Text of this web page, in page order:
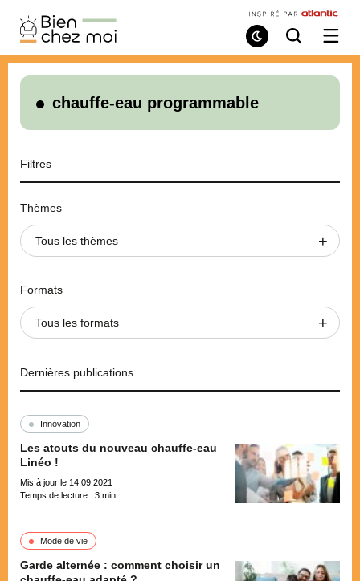
Bien
Chez
Moi
Mode
de
Recherche
/
le
chauffe-eau programmable
Filtres
Thèmes
Tous les thèmes
Formats
Tous les formats
Dernières publications
Innovation
Les atouts du nouveau chauffe-eau
Linéo !
Mis à jour le 14.09.2021
Temps de lecture : 3 min
Mode de vie
Garde alternée : comment choisir un